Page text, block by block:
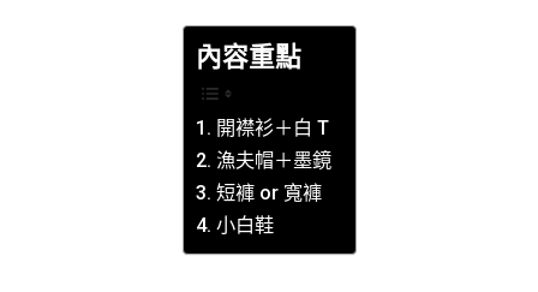
內容重點
1. 開襟衫＋白 T
2. 漁夫帽＋墨鏡
3. 短褲 or 寬褲
4. 小白鞋